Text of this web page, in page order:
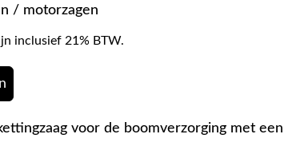
/ motorzagen
inclusief 21% BTW.
voor de boomverzorging met een